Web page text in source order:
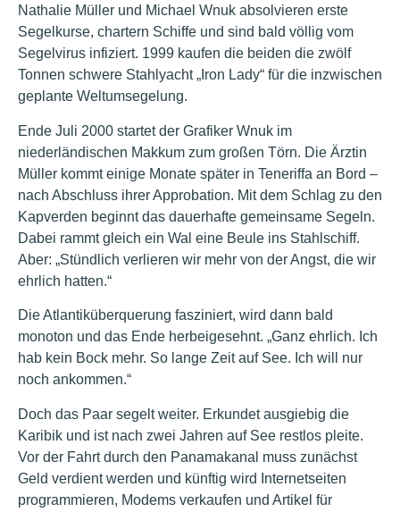
Nathalie Müller und Michael Wnuk absolvieren erste
Segelkurse, chartern Schiffe und sind bald völlig vom
Segelvirus infiziert. 1999 kaufen die beiden die zwölf
Tonnen schwere Stahlyacht „Iron Lady“ für die inzwischen
geplante Weltumsegelung.
Ende Juli 2000 startet der Grafiker Wnuk im
niederländischen Makkum zum großen Törn. Die Ärztin
Müller kommt einige Monate später in Teneriffa an Bord –
nach Abschluss ihrer Approbation. Mit dem Schlag zu den
Kapverden beginnt das dauerhafte gemeinsame Segeln.
Dabei rammt gleich ein Wal eine Beule ins Stahlschiff.
Aber: „Stündlich verlieren wir mehr von der Angst, die wir
ehrlich hatten.“
Die Atlantiküberquerung fasziniert, wird dann bald
monoton und das Ende herbeigesehnt. „Ganz ehrlich. Ich
hab kein Bock mehr. So lange Zeit auf See. Ich will nur
noch ankommen.“
Doch das Paar segelt weiter. Erkundet ausgiebig die
Karibik und ist nach zwei Jahren auf See restlos pleite.
Vor der Fahrt durch den Panamakanal muss zunächst
Geld verdient werden und künftig wird Internetseiten
programmieren, Modems verkaufen und Artikel für